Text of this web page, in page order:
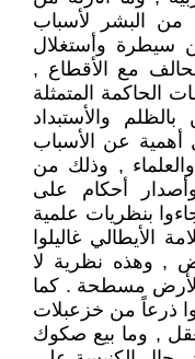
من البشر لأسباب
سيطرة وأستغلال
مع الأقطاع ,
الحاكمة المتمثلة
والأستبداد
عن الأسباب
والعلماء , وذلك من
أحكام على
بنظريات علمية
الأيطالي غاليلوا
, وهذه نظرية لا
الأرض مسطحة . كما
ذرعاً من خزعبلات
, وما بيع صكوك